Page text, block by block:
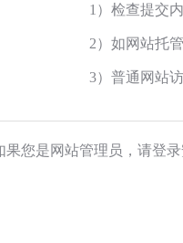
1）检查提交
2）如网站托
3）普通网站
果您是网站管理员，请登